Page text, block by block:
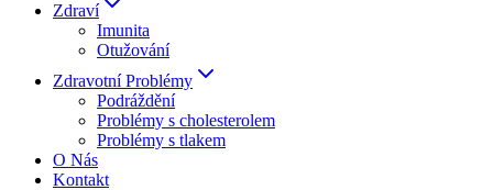
Zdraví
Imunita
Otužování
Zdravotní Problémy
Podráždění
Problémy s cholesterolem
Problémy s tlakem
O Nás
Kontakt